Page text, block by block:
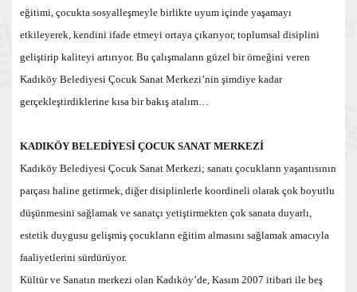
eğitimi, çocukta sosyalleşmeyle birlikte uyum içinde yaşamayı
etkileyerek, kendini ifade etmeyi ortaya çıkarıyor, toplumsal disiplini
geliştirip kaliteyi artırıyor. Bu çalışmaların güzel bir örneğini veren
Kadıköy Belediyesi Çocuk Sanat Merkezi’nin şimdiye kadar
gerçekleştirdiklerine kısa bir bakış atalım…
KADIKÖY BELEDİYESİ ÇOCUK SANAT MERKEZİ
Kadıköy Belediyesi Çocuk Sanat Merkezi; sanatı çocukların yaşantısının
parçası haline getirmek, diğer disiplinlerle koordineli olarak çok boyutlu
düşünmesini sağlamak ve sanatçı yetiştirmekten çok sanata duyarlı,
estetik duygusu gelişmiş çocukların eğitim almasını sağlamak amacıyla
faaliyetlerini sürdürüyor.
Kültür ve Sanatın merkezi olan Kadıköy’de, Kasım 2007 itibari ile beş